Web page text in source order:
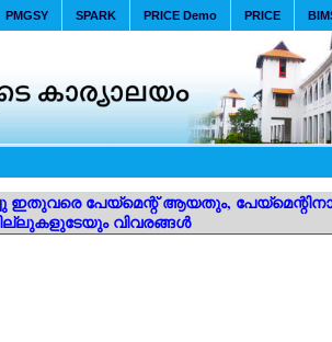
PRICE
PRICE Demo
SPARK
PMGSY
പേയ്മെന്റ് ആയതും,
വിവരങ്ങൾ